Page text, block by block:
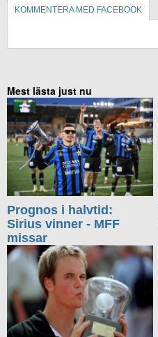
KOMMENTERA MED FACEBOOK
Mest lästa just nu
Prognos i halvtid:
Sirius vinner - MFF
missar